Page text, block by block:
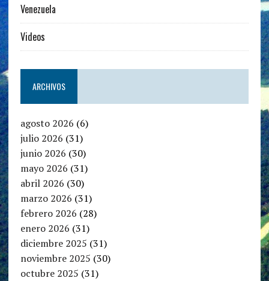
Venezuela
Videos
ARCHIVOS
agosto 2026 (6)
julio 2026 (31)
junio 2026 (30)
mayo 2026 (31)
abril 2026 (30)
marzo 2026 (31)
febrero 2026 (28)
enero 2026 (31)
diciembre 2025 (31)
noviembre 2025 (30)
octubre 2025 (31)